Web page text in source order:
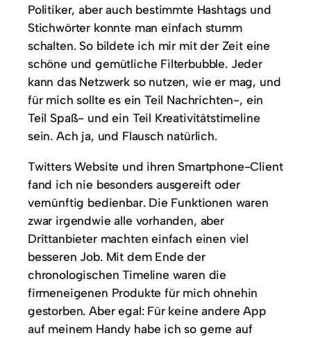
Politiker, aber auch bestimmte Hashtags und
Stichwörter konnte man einfach stumm
schalten. So bildete ich mir mit der Zeit eine
schöne und gemütliche Filterbubble. Jeder
kann das Netzwerk so nutzen, wie er mag, und
für mich sollte es ein Teil Nachrichten-, ein
Teil Spaß- und ein Teil Kreativitätstimeline
sein. Ach ja, und Flausch natürlich.
Twitters Website und ihren Smartphone-Client
fand ich nie besonders ausgereift oder
vernünftig bedienbar. Die Funktionen waren
zwar irgendwie alle vorhanden, aber
Drittanbieter machten einfach einen viel
besseren Job. Mit dem Ende der
chronologischen Timeline waren die
firmeneigenen Produkte für mich ohnehin
gestorben. Aber egal: Für keine andere App
auf meinem Handy habe ich so gerne auf